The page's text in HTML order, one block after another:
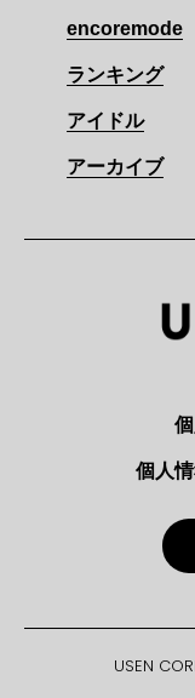
encoremode
ランキング
アイドル
アーカイブ
個人
USEN